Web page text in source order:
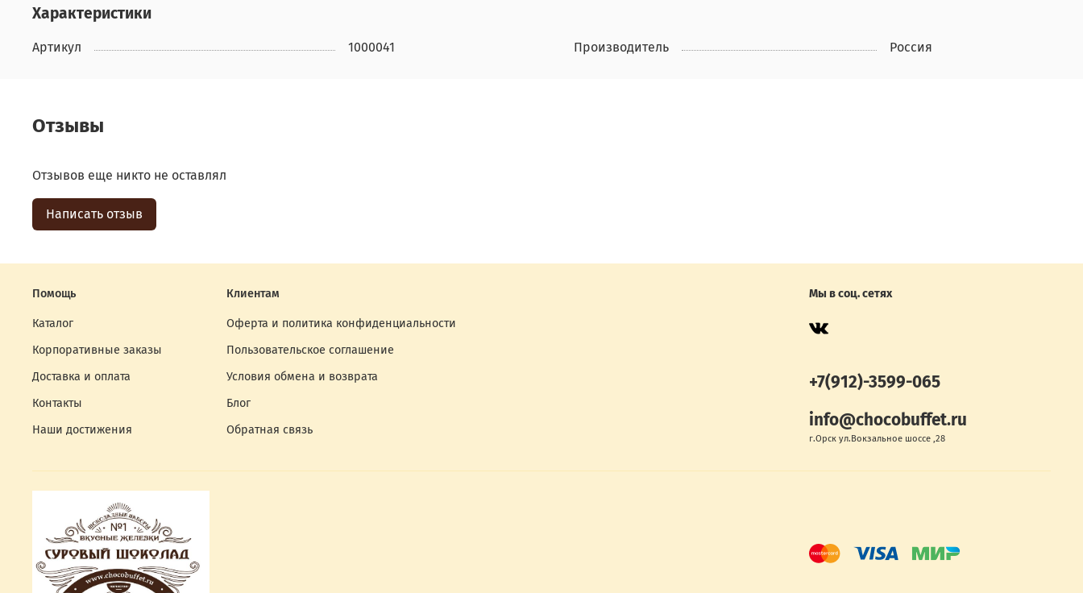
Характеристики
Артикул 1000041 Производитель Россия
Отзывы
Отзывов еще никто не оставлял
Написать отзыв
Помощь
Каталог
Корпоративные заказы
Доставка и оплата
Контакты
Наши достижения
Клиентам
Оферта и политика конфиденциальности
Пользовательское соглашение
Условия обмена и возврата
Блог
Обратная связь
Мы в соц. сетях
+7(912)-3599-065
info@chocobuffet.ru
г.Орск ул.Вокзальное шоссе ,28